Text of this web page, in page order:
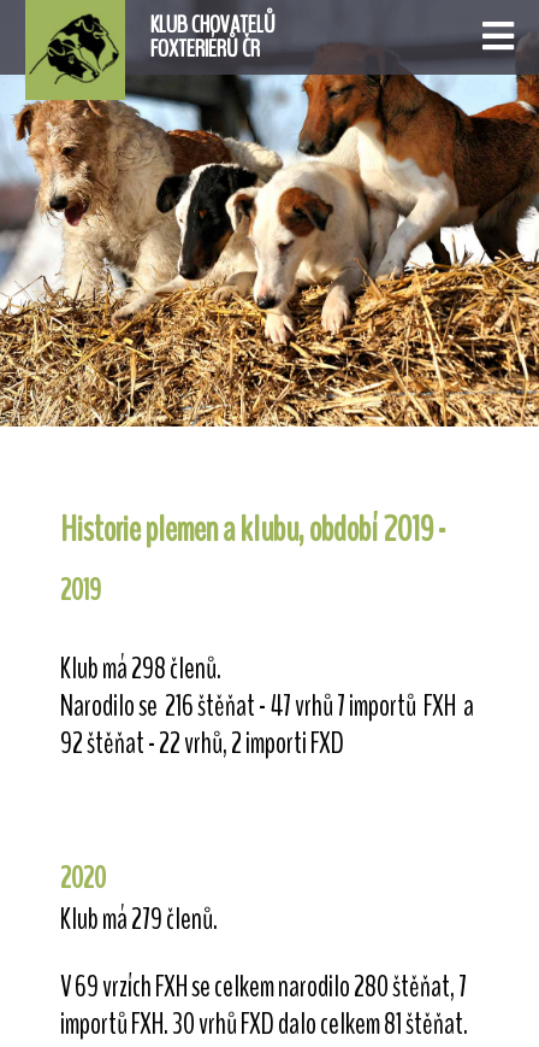
KLUB CHOVATELŮ
FOXTERIÉRŮ ČR
Historie plemen a klubu, období 2019 -
2019
Klub má 298 členů.
Narodilo se 216 štěňat - 47 vrhů 7 importů FXH a
92 štěňat - 22 vrhů, 2 importi FXD
2020
Klub má 279 členů.
V 69 vrzích FXH se celkem narodilo 280 štěňat, 7
importů FXH. 30 vrhů FXD dalo celkem 81 štěňat.